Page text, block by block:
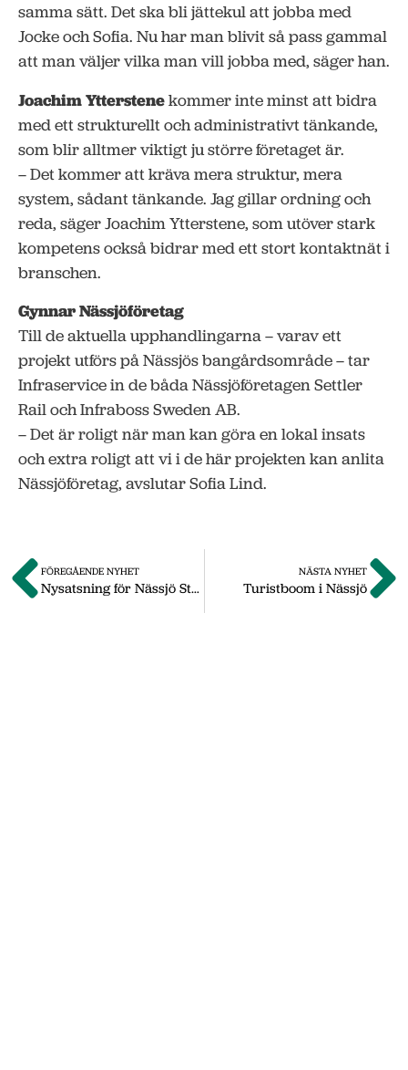
samma sätt. Det ska bli jättekul att jobba med
Jocke och Sofia. Nu har man blivit så pass gammal
att man väljer vilka man vill jobba med, säger han.
Joachim Ytterstenekommer inte minst att bidra
med ett strukturellt och administrativt tänkande,
som blir alltmer viktigt ju större företaget är.
– Det kommer att kräva mera struktur, mera
system, sådant tänkande. Jag gillar ordning och
reda, säger Joachim Ytterstene, som utöver stark
kompetens också bidrar med ett stort kontaktnät i
branschen.
Gynnar Nässjöföretag
Till de aktuella upphandlingarna – varav ett
projekt utförs på Nässjös bangårdsområde – tar
Infraservice in de båda Nässjöföretagen Settler
Rail och Infraboss Sweden AB.
– Det är roligt när man kan göra en lokal insats
och extra roligt att vi i de här projekten kan anlita
Nässjöföretag, avslutar Sofia Lind.
FÖREGÅENDE NYHET
Nysatsning för Nässjö Steakhouse
NÄSTA NYHET
Turistboom i Nässjö